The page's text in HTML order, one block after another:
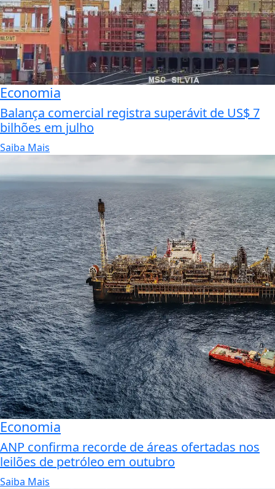
Economia
Balança comercial registra superávit de US$ 7
bilhões em julho
Saiba Mais
Economia
ANP confirma recorde de áreas ofertadas nos
leilões de petróleo em outubro
Saiba Mais